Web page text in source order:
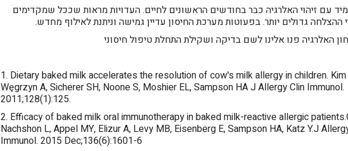
עם זיהוי האלרגיה כבר בחודשים הראשונים לחיים. העדויות מראות שככל שמקדימים
ההצלחה גדולים יותר. בפעוטות מערכת החיסון עדיין גמישה וניתנת לאילוף מחדש.
האלרגיה פנו אלינו לשם בדיקה ושקילת התחלת טיפול חיסוני
1. Dietary baked milk accelerates the resolution of cow's milk allergy in children.
Węgrzyn A, Sicherer SH, Noone S, Moshier EL, Sampson HA J Allergy Clin Immunol.
2011;128(1):125.
2. Efficacy of baked milk oral immunotherapy in baked milk-reactive allergic
Nachshon L, Appel MY, Elizur A, Levy MB, Eisenberg E, Sampson HA, Katz Y.J
Immunol. 2015 Dec;136(6):1601-6